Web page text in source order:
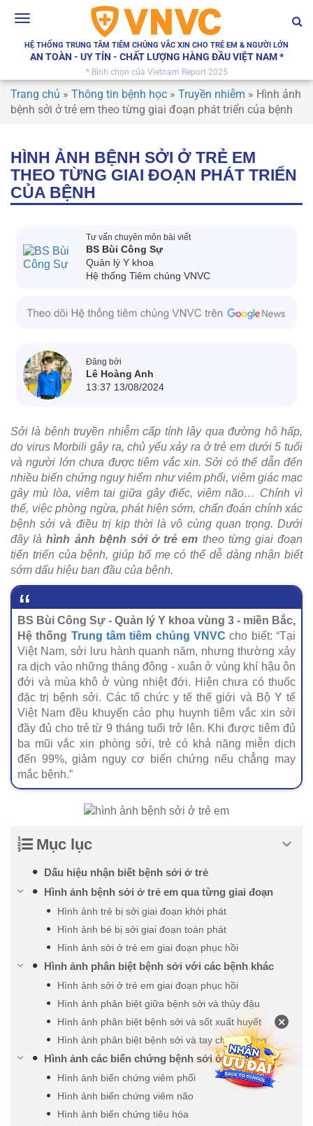
Toggle
HỆ THỐNG TRUNG TÂM TIÊM CHỦNG VẮC XIN CHO TRẺ EM & NGƯỜI LỚN
AN TOÀN - UY TÍN - CHẤT LƯỢNG HÀNG ĐẦU VIỆT NAM *
* Bình chọn của Vietnam Report 2025
Trang chủ » Thông tin bệnh học » Truyền nhiễm » Hình ảnh
bệnh sởi ở trẻ em theo từng giai đoạn phát triển của bệnh
HÌNH ẢNH BỆNH SỞI Ở TRẺ EM
THEO TỪNG GIAI ĐOẠN PHÁT TRIỂN
CỦA BỆNH
Tư vấn chuyên môn bài viết
BS Bùi Công Sự
Quản lý Y khoa
Hệ thống Tiêm chủng VNVC
Đăng bởi
Lê Hoàng Anh
13:37 13/08/2024
Sởi là bệnh truyền nhiễm cấp tính lây qua đường hô hấp,
do virus Morbili gây ra, chủ yếu xảy ra ở trẻ em dưới 5 tuổi
và người lớn chưa được tiêm vắc xin. Sởi có thể dẫn đến
nhiều biến chứng nguy hiểm như viêm phổi, viêm giác mạc
gây mù lòa, viêm tai giữa gây điếc, viêm não… Chính vì
thế, việc phòng ngừa, phát hiện sớm, chẩn đoán chính xác
bệnh sởi và điều trị kịp thời là vô cùng quan trọng. Dưới
đây làhình ảnh bệnh sởi ở trẻ em theo từng giai đoạn
tiến triển của bệnh, giúp bố mẹ có thể dễ dàng nhận biết
sớm dấu hiệu ban đầu của bệnh.
BS Bùi Công Sự - Quản lý Y khoa vùng 3 - miền Bắc,
Hệ thống Trung tâm tiêm chủng VNVC cho biết: “Tại
Việt Nam, sởi lưu hành quanh năm, nhưng thường xảy
ra dịch vào những tháng đông - xuân ở vùng khí hậu ôn
đới và mùa khô ở vùng nhiệt đới. Hiện chưa có thuốc
đặc trị bệnh sởi. Các tổ chức y tế thế giới và Bộ Y tế
Việt Nam đều khuyến cáo phụ huynh tiêm vắc xin sởi
đầy đủ cho trẻ từ 9 tháng tuổi trở lên. Khi được tiêm đủ
ba mũi vắc xin phòng sởi, trẻ có khả năng miễn dịch
đến 99%, giảm nguy cơ biến chứng nếu chẳng may
mắc bệnh.”
Mục lục
Dấu hiệu nhận biết bệnh sởi ở trẻ
Hình ảnh bệnh sởi ở trẻ em qua từng giai đoạn
Hình ảnh trẻ bị sởi giai đoạn khởi phát
Hình ảnh bé bị sởi giai đoạn toàn phát
Hình ảnh sởi ở trẻ em giai đoạn phục hồi
Hình ảnh phân biệt bệnh sởi với các bệnh khác
Hình ảnh sởi ở trẻ em giai đoạn phục hồi
Hình ảnh phân biệt giữa bệnh sởi và thủy đậu
Hình ảnh phân biệt bệnh sởi và sốt xuất huyết
Hình ảnh phân biệt bệnh sởi và tay chân miệng
Hình ảnh các biến chứng bệnh sởi ở trẻ em
Hình ảnh biến chứng viêm phổi
Hình ảnh biến chứng viêm não
Hình ảnh biến chứng tiêu hóa
×